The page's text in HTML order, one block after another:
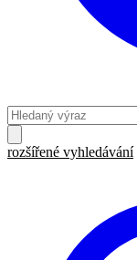
rozšířené vyhledávání